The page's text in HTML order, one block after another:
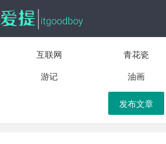
互联网 青花瓷
游记
油画
发布文章